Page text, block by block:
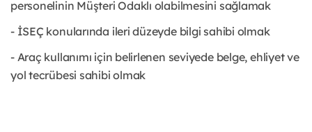
personelinin Müşteri Odaklı olabilmesini sağlamak
- İSEÇ konularında ileri düzeyde bilgi sahibi olmak
- Araç kullanımı için belirlenen seviyede belge, ehliyet ve
yol tecrübesi sahibi olmak